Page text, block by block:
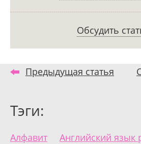
Обсудить
Предыдущая статья
Тэги:
Алфавит
Английский язык